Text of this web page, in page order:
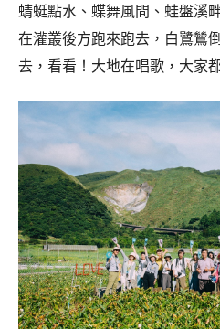
蜻蜓點水、蝶舞風間、蛙盤溪
在灌叢後方跑來跑去，白鷺鷥
去，看看！大地在唱歌，大家